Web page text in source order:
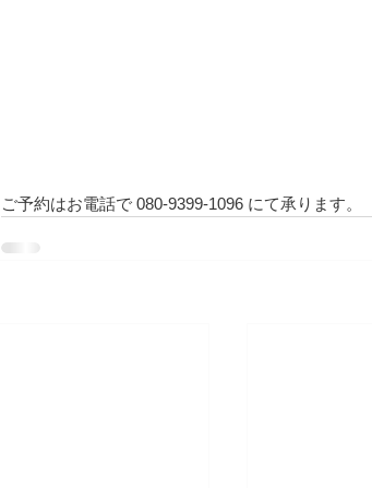
ご予約はお電話で 080-9399-1096 にて承ります。